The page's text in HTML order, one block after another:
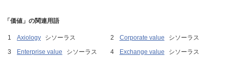
「価値」の関連用語
Axiology シソーラス Corporate value
シソーラス
Enterprise value
シソーラス Exchange value
シソーラス